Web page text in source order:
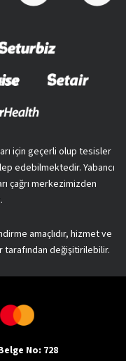
için geçerli olup tesisler
edebilmektedir. Yabancı
çağrı merkezimizden
amaçlıdır, hizmet ve
tarafından değişitirilebilir.
No: 728